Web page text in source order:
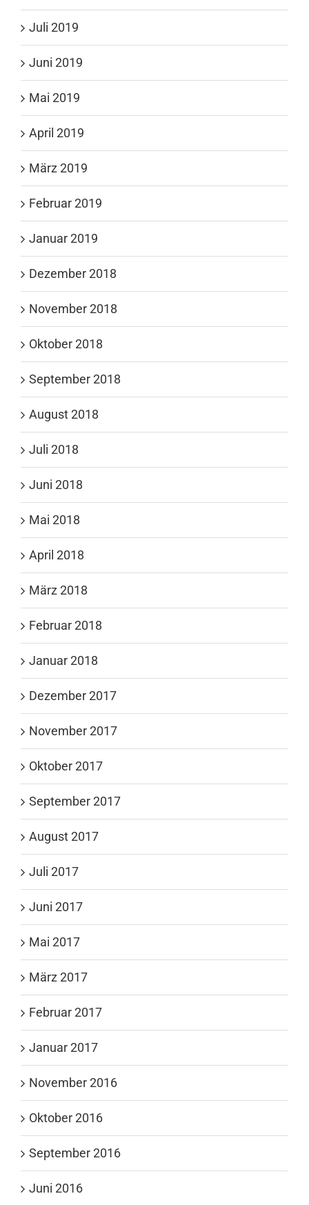
Juli 2019
Juni 2019
Mai 2019
April 2019
März 2019
Februar 2019
Januar 2019
Dezember 2018
November 2018
Oktober 2018
September 2018
August 2018
Juli 2018
Juni 2018
Mai 2018
April 2018
März 2018
Februar 2018
Januar 2018
Dezember 2017
November 2017
Oktober 2017
September 2017
August 2017
Juli 2017
Juni 2017
Mai 2017
März 2017
Februar 2017
Januar 2017
November 2016
Oktober 2016
September 2016
Juni 2016